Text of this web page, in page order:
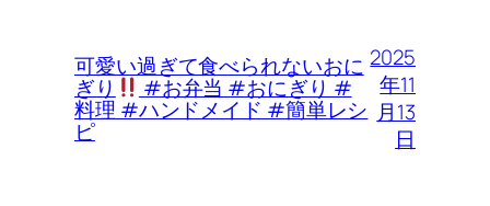
可愛い過ぎて食べられないおに
ぎり #お弁当 #おにぎり #
料理 #ハンドメイド #簡単レシ
ピ
2025
年11
月13
日